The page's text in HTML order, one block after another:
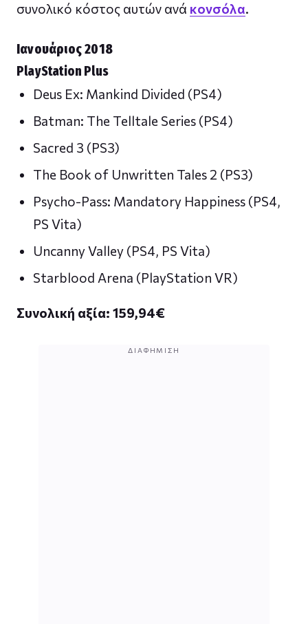
συνολικό κόστος αυτών ανά κονσόλα.
Ιανουάριος 2018
PlayStation Plus
Deus Ex: Mankind Divided (PS4)
Batman: The Telltale Series (PS4)
Sacred 3 (PS3)
The Book of Unwritten Tales 2 (PS3)
Psycho-Pass: Mandatory Happiness (PS4,
PS Vita)
Uncanny Valley (PS4, PS Vita)
Starblood Arena (PlayStation VR)
Συνολική αξία: 159,94€
ΔΙΑΦΉΜΙΣΗ